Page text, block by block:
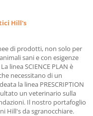
Hill's
di prodotti, non solo per
sani e con esigenze
linea SCIENCE PLAN è
necessitano di un
la linea PRESCRIPTION
un veterinario sulla
Il nostro portafoglio
Hill's da sgranocchiare.